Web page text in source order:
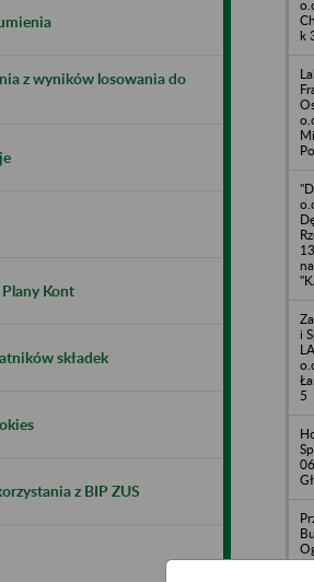
z wyników losowania do
Kont
składek
z BIP ZUS
k
i
5